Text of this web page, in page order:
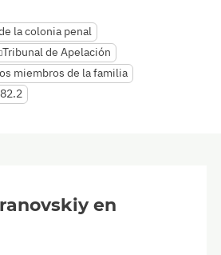
la colonia penal
Tribunal de Apelación
miembros de la familia
en